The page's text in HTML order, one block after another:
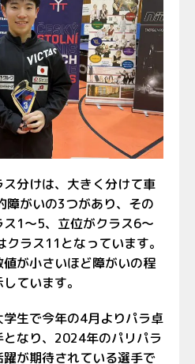
分けは、大きく分けて車
障がいの3つがあり、その
ス1～5、立位がクラス6～
ラス11となっています。
が小さいほど障がいの程
ています。
生で今年の4月よりパラ卓
なり、2024年のパリパラ
躍が期待されている選手で